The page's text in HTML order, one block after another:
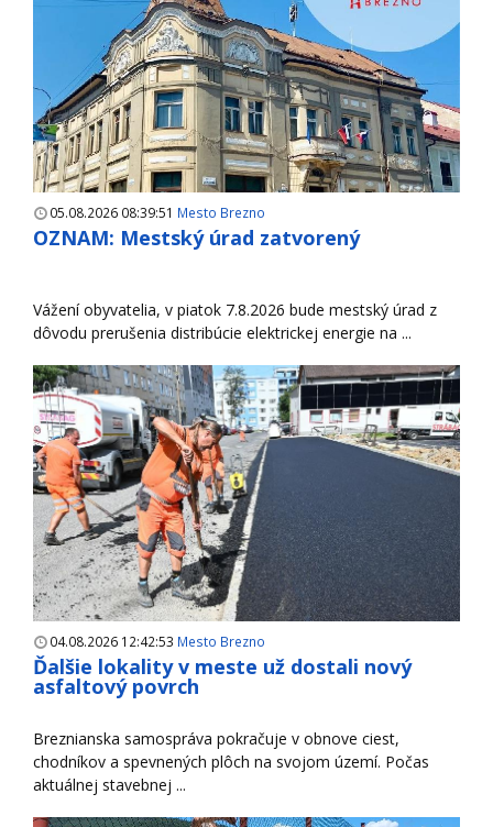
05.08.2026 08:39:51 Mesto Brezno
OZNAM: Mestský úrad zatvorený
Vážení obyvatelia, v piatok 7.8.2026 bude mestský úrad z
dôvodu prerušenia distribúcie elektrickej energie na ...
04.08.2026 12:42:53 Mesto Brezno
Ďalšie lokality v meste už dostali nový
asfaltový povrch
Breznianska samospráva pokračuje v obnove ciest,
chodníkov a spevnených plôch na svojom území. Počas
aktuálnej stavebnej ...